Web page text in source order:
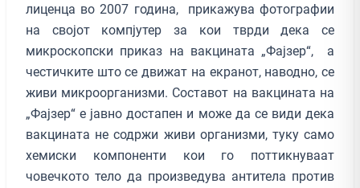
лиценца во 2007 година, прикажува фотографии
на својот компјутер за кои тврди дека се
микроскопски приказ на вакцината „Фајзер“, а
честичките што се движат на екранот, наводно, се
живи микроорганизми. Составот на вакцината на
„Фајзер“ е јавно достапен и може да се види дека
вакцината не содржи живи организми, туку само
хемиски компоненти кои го поттикнуваат
човечкото тело да произведува антитела против